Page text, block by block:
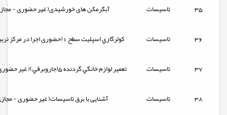
35
تاسیسات آبگرمکن های خورشیدی( غیر حضوری -
36 تاسیسات كولرگازي اسپليت سطح 1(حضوری اجرا در مرکز تربیت مربی)
37 تاسیسات تعمير لوازم خانگي گردنده 5(جاروبرقي)( غیر حضوری - مجازی)
38 تاسیسات آشنایی با برق تاسیسات( غیر حضوری -